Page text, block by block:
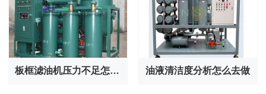
板框滤油机压力不足怎么办？ 油液清洁度分析怎么去做